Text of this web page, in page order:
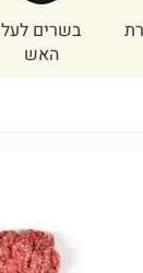
בשרים לעל
האש